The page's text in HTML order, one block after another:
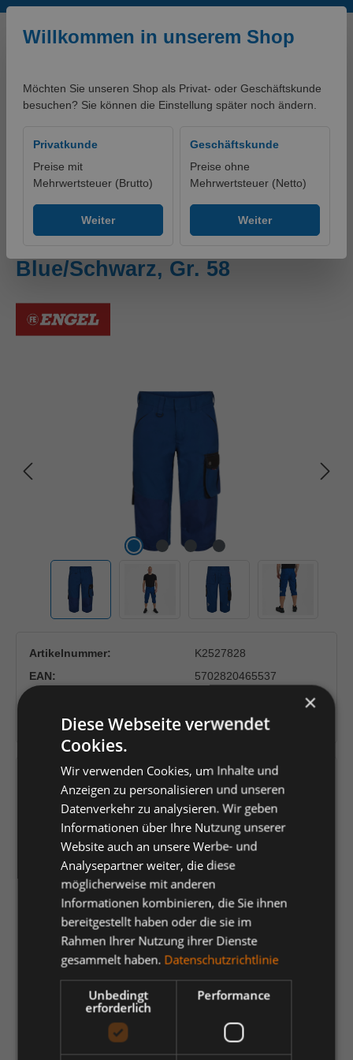
Zum Hauptinhalt springen
Willkommen in unserem Shop
Möchten Sie unseren Shop als Privat- oder Geschäftskunde
besuchen? Sie können die Einstellung später noch ändern.
Privatkunde
Preise mit
Mehrwertsteuer (Brutto)
Weiter
Geschäftskunde
Preise ohne
Mehrwertsteuer (Netto)
Weiter
Galaxy 3/4-Hose Surfer
Blue/Schwarz, Gr. 58
Artikelnummer:
K2527828
EAN:
5702820465537
Herstellernummer: 6812-254
Versandfertig in 4 Tagen, Lieferzeit 1-3 Tage
auswählen
Anthrazit Grau/Tomato Red Anthrazitgrau/Schwarz
Blue Ink/Dark Petrol Forest Green/Schwarz
Grün/Schwarz Schwarz/Anthrazit Grau
Surfer Blue/Schwarz Tomato Red/Anthrazit Grau
Weiss/Anthrazit Grau
auswählen
46
×
Diese Webseite verwendet
Cookies.
Wir verwenden Cookies, um Inhalte und
Anzeigen zu personalisieren und unseren
Datenverkehr zu analysieren. Wir geben
Informationen über Ihre Nutzung unserer
Website auch an unsere Werbe- und
Analysepartner weiter, die diese
möglicherweise mit anderen
Informationen kombinieren, die Sie ihnen
bereitgestellt haben oder die sie im
Rahmen Ihrer Nutzung ihrer Dienste
gesammelt haben. Datenschutzrichtlinie
Unbedingt
erforderlich
Performance